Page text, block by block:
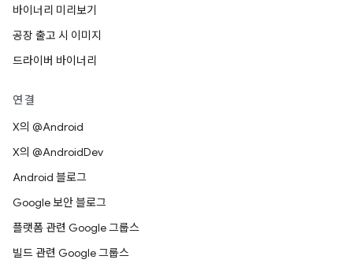
바이너리 미리보기
공장 출고 시 이미지
드라이버 바이너리
연결
X의 @Android
X의 @AndroidDev
Android 블로그
Google 보안 블로그
플랫폼 관련 Google 그룹스
빌드 관련 Google 그룹스